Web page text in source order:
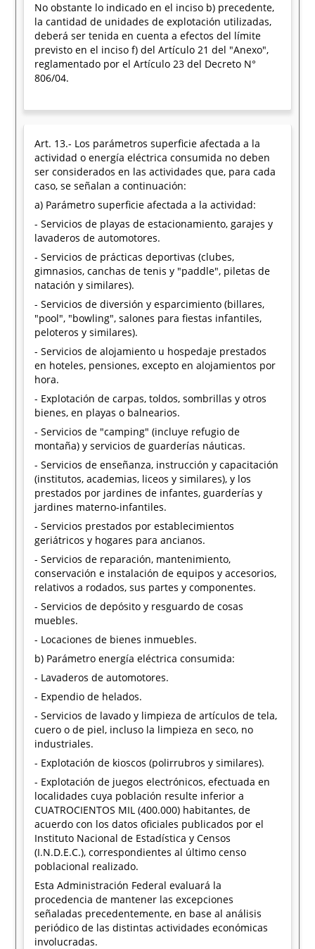
No obstante lo indicado en el inciso b) precedente,
la cantidad de unidades de explotación utilizadas,
deberá ser tenida en cuenta a efectos del límite
previsto en el inciso f) del Artículo 21 del "Anexo",
reglamentado por el Artículo 23 del Decreto N°
806/04.
Art. 13.- Los parámetros superficie afectada a la
actividad o energía eléctrica consumida no deben
ser considerados en las actividades que, para cada
caso, se señalan a continuación:
a) Parámetro superficie afectada a la actividad:
- Servicios de playas de estacionamiento, garajes y
lavaderos de automotores.
- Servicios de prácticas deportivas (clubes,
gimnasios, canchas de tenis y "paddle", piletas de
natación y similares).
- Servicios de diversión y esparcimiento (billares,
"pool", "bowling", salones para fiestas infantiles,
peloteros y similares).
- Servicios de alojamiento u hospedaje prestados
en hoteles, pensiones, excepto en alojamientos por
hora.
- Explotación de carpas, toldos, sombrillas y otros
bienes, en playas o balnearios.
- Servicios de "camping" (incluye refugio de
montaña) y servicios de guarderías náuticas.
- Servicios de enseñanza, instrucción y capacitación
(institutos, academias, liceos y similares), y los
prestados por jardines de infantes, guarderías y
jardines materno-infantiles.
- Servicios prestados por establecimientos
geriátricos y hogares para ancianos.
- Servicios de reparación, mantenimiento,
conservación e instalación de equipos y accesorios,
relativos a rodados, sus partes y componentes.
- Servicios de depósito y resguardo de cosas
muebles.
- Locaciones de bienes inmuebles.
b) Parámetro energía eléctrica consumida:
- Lavaderos de automotores.
- Expendio de helados.
- Servicios de lavado y limpieza de artículos de tela,
cuero o de piel, incluso la limpieza en seco, no
industriales.
- Explotación de kioscos (polirrubros y similares).
- Explotación de juegos electrónicos, efectuada en
localidades cuya población resulte inferior a
CUATROCIENTOS MIL (400.000) habitantes, de
acuerdo con los datos oficiales publicados por el
Instituto Nacional de Estadística y Censos
(I.N.D.E.C.), correspondientes al último censo
poblacional realizado.
Esta Administración Federal evaluará la
procedencia de mantener las excepciones
señaladas precedentemente, en base al análisis
periódico de las distintas actividades económicas
involucradas.